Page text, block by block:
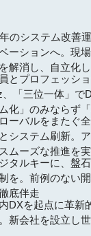
のシステム改善
ーションへ。現
解消し、自立化
とプロフェッシ
、「三位一体」で
化」のみならず
創出
ーバルをまたぐ
システム刷新。
ムーズな推進を
タルキーに、盤
を。前例のない
底伴走
DXを起点に革新
新会社を設立し